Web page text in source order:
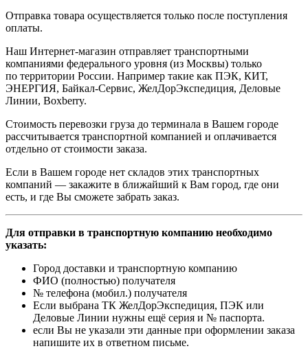
Отправка товара осуществляется только после поступления
оплаты.
Наш Интернет-магазин отправляет транспортными
компаниями федерального уровня (из Москвы) только
по территории России. Например такие как ПЭК, КИТ,
ЭНЕРГИЯ, Байкал-Сервис, ЖелДорЭкспедиция, Деловые
Линии, Boxberry.
Стоимость перевозки груза до терминала в Вашем городе
рассчитывается транспортной компанией и оплачивается
отдельно от стоимости заказа.
Если в Вашем городе нет складов этих транспортных
компаний — закажите в ближайший к Вам город, где они
есть, и где Вы сможете забрать заказ.
Для отправки в транспортную компанию необходимо
указать:
Город доставки и транспортную компанию
ФИО (полностью) получателя
№ телефона (мобил.) получателя
Если выбрана ТК ЖелДорЭкспедиция, ПЭК или
Деловые Линии нужны ещё серия и № паспорта.
если Вы не указали эти данные при оформлении заказа
напишите их в ответном письме.